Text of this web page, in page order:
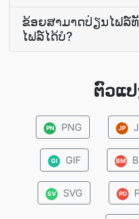
ຂ້ອຍສາມາດປ່ຽນໄຟລ໌
ໄຟລ໌ໄດ້ບໍ?
ຕົວແ
PN PNG JP
GI GIF BM
SV SVG PD